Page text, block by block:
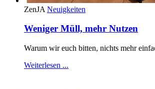
ZenJA Neuigkeiten
Weniger Müll, mehr Nutzen
Warum wir euch bitten, nichts mehr
Weiterlesen ...